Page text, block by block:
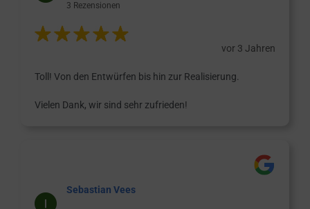
3 Rezensionen
vor 3 Jahren
Toll! Von den Entwürfen bis hin zur Realisierung.
Vielen Dank, wir sind sehr zufrieden!
Sebastian Vees